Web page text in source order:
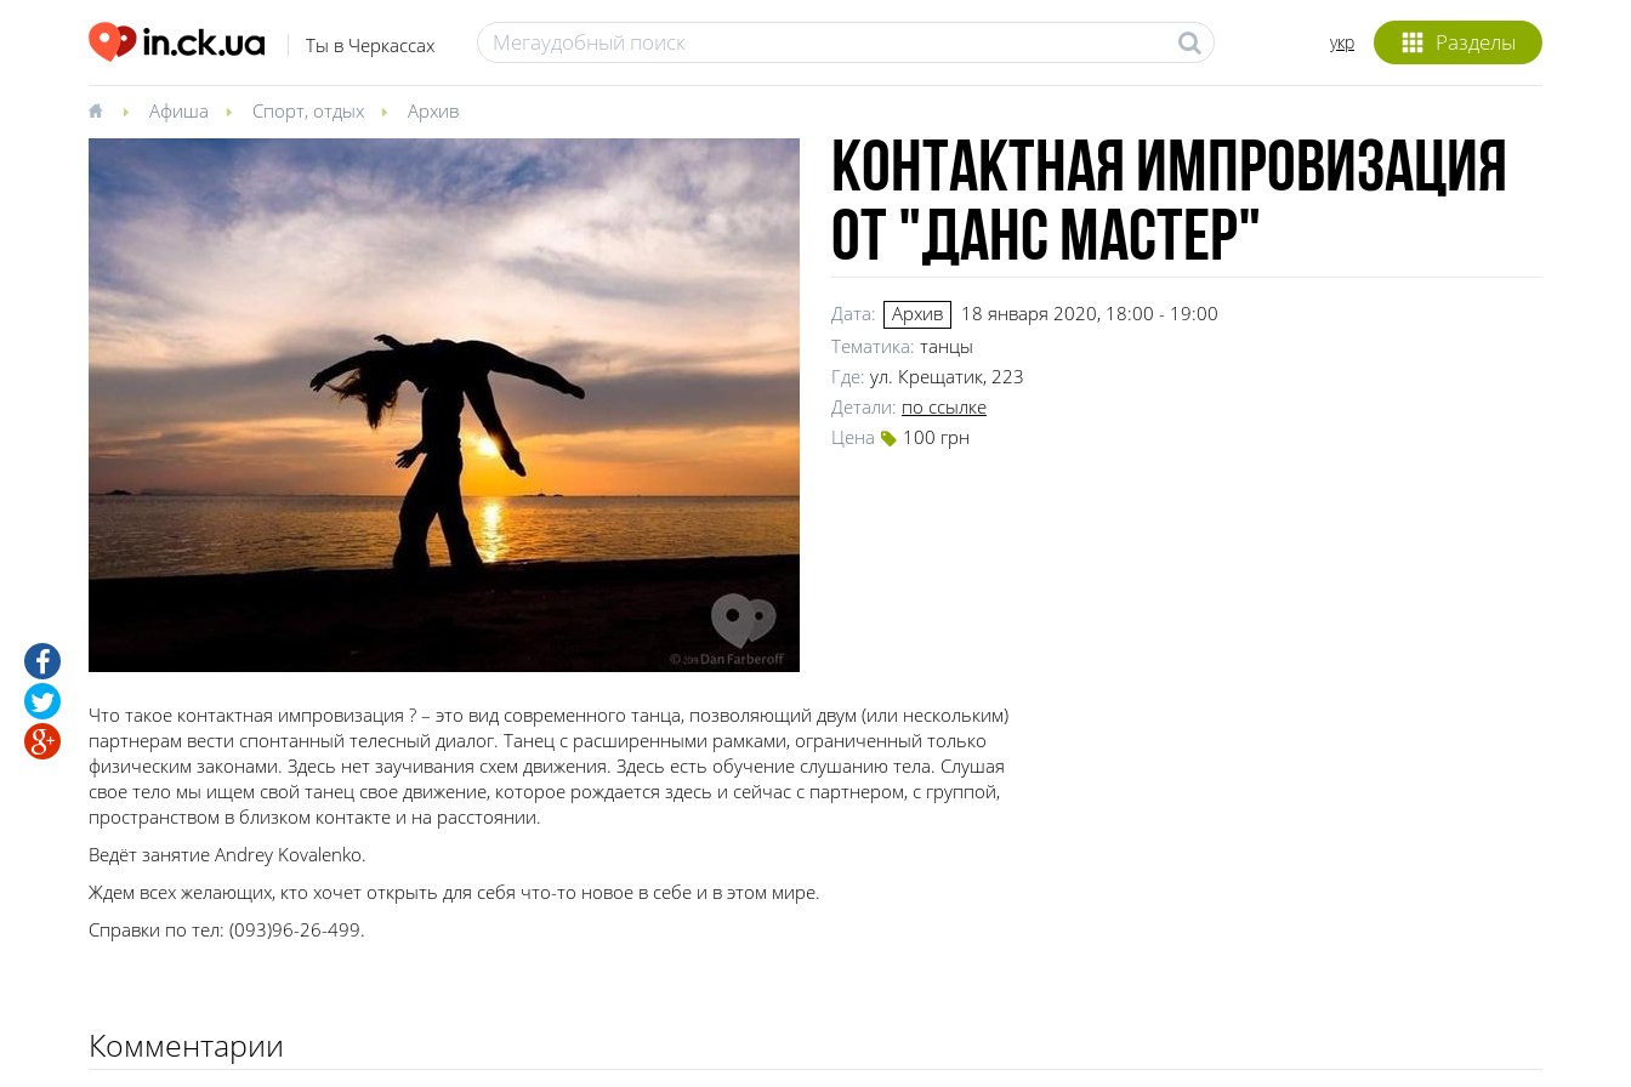
Ты в Черкассах Разделы
укр
Афиша Спорт, отдых Архив
Контактная импровизация
от "Данс Мастер"
Дата: Архив
18 января 2020, 18:00 - 19:00
Тематика: танцы
Где: ул. Крещатик, 223
Детали: по ссылке
Цена
100 грн
Что такое контактная импровизация ? – это вид современного танца, позволяющий двум (или нескольким)
партнерам вести спонтанный телесный диалог. Танец с расширенными рамками, ограниченный только
физическим законами. Здесь нет заучивания схем движения. Здесь есть обучение слушанию тела. Слушая
свое тело мы ищем свой танец свое движение, которое рождается здесь и сейчас с партнером, с группой,
пространством в близком контакте и на расстоянии.
Ведёт занятие Andrey Kovalenko.
Ждем всех желающих, кто хочет открыть для себя что-то новое в себе и в этом мире.
Справки по тел: (093)96-26-499.
Комментарии